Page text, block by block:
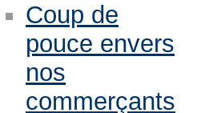
Coup de
pouce envers
nos
commerçants